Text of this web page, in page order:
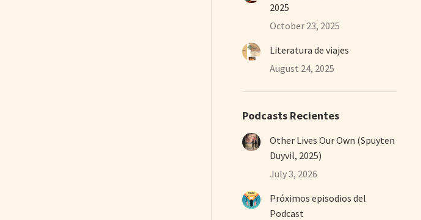
2025
October 23, 2025
Literatura de viajes
August 24, 2025
Podcasts Recientes
Other Lives Our Own (Spuyten
Duyvil, 2025)
July 3, 2026
Próximos episodios del
Podcast